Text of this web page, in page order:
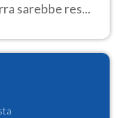
sarebbe res...